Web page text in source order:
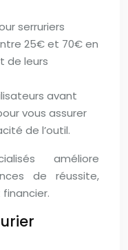
serruriers
25€ et 70€ en
de leurs
avant
vous assurer
de l’outil.
améliore
de réussite,